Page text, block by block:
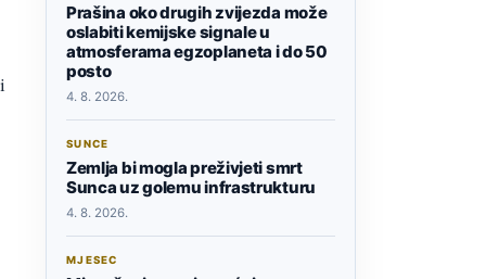
Prašina oko drugih zvijezda može
oslabiti kemijske signale u
atmosferama egzoplaneta i do 50
posto
4. 8. 2026.
SUNCE
Zemlja bi mogla preživjeti smrt
Sunca uz golemu infrastrukturu
4. 8. 2026.
MJESEC